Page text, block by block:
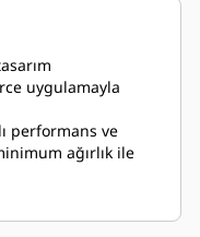
uygulamayla
performans ve
ağırlık ile